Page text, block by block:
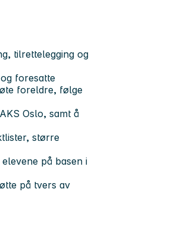
tilrettelegging og
foresatte
foreldre, følge
Oslo, samt å
større
på basen i
på tvers av